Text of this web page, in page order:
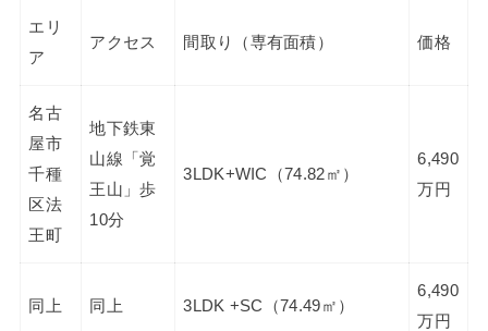
エリ
ア
アクセス 間取り（専有面積） 価格
名古
屋市
千種
区法
王町
地下鉄東
山線「覚
王山」歩
10分
3LDK+WIC（74.82㎡）
6,490
万円
同上 同上 3LDK +SC（74.49㎡）
6,490
万円